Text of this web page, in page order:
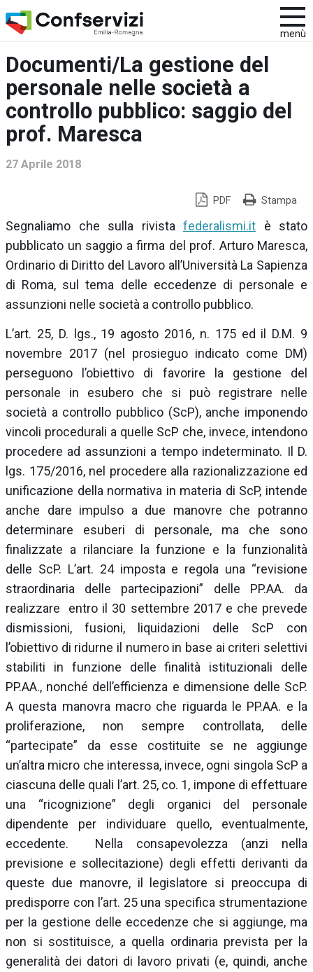
menù
Documenti/La gestione del
personale nelle società a
controllo pubblico: saggio del
prof. Maresca
27 Aprile 2018
PDF Stampa
Segnaliamo che sulla rivista federalismi.it è stato
pubblicato un saggio a firma del prof. Arturo Maresca,
Ordinario di Diritto del Lavoro all’Università La Sapienza
di Roma, sul tema delle eccedenze di personale e
assunzioni nelle società a controllo pubblico.
L’art. 25, D. lgs., 19 agosto 2016, n. 175 ed il D.M. 9
novembre 2017 (nel prosieguo indicato come DM)
perseguono l’obiettivo di favorire la gestione del
personale in esubero che si può registrare nelle
società a controllo pubblico (ScP), anche imponendo
vincoli procedurali a quelle ScP che, invece, intendono
procedere ad assunzioni a tempo indeterminato. Il D.
lgs. 175/2016, nel procedere alla razionalizzazione ed
unificazione della normativa in materia di ScP, intende
anche dare impulso a due manovre che potranno
determinare esuberi di personale, ma che sono
finalizzate a rilanciare la funzione e la funzionalità
delle ScP. L’art. 24 imposta e regola una “revisione
straordinaria delle partecipazioni” delle PP.AA. da
realizzare entro il 30 settembre 2017 e che prevede
dismissioni, fusioni, liquidazioni delle ScP con
l’obiettivo di ridurne il numero in base ai criteri selettivi
stabiliti in funzione delle finalità istituzionali delle
PP.AA., nonché dell’efficienza e dimensione delle ScP.
A questa manovra macro che riguarda le PP.AA. e la
proliferazione, non sempre controllata, delle
“partecipate” da esse costituite se ne aggiunge
un’altra micro che interessa, invece, ogni singola ScP a
ciascuna delle quali l’art. 25, co. 1, impone di effettuare
una “ricognizione” degli organici del personale
dipendente per individuare quello, eventualmente,
eccedente. Nella consapevolezza (anzi nella
previsione e sollecitazione) degli effetti derivanti da
queste due manovre, il legislatore si preoccupa di
predisporre con l’art. 25 una specifica strumentazione
per la gestione delle eccedenze che si aggiunge, ma
non si sostituisce, a quella ordinaria prevista per la
generalità dei datori di lavoro privati (e, quindi, anche